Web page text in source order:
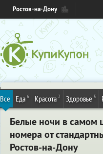
Ростов-на-Дону
Все Еда 6 Красота 2 Здоровье 5
Белые ночи в самом
номера от
Ростов-на-Дону